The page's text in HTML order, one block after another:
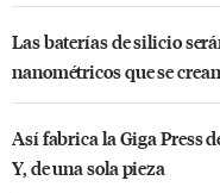
Las baterías de silicio
nanométricos que se
Así fabrica la Giga Press
Y, de una sola pieza